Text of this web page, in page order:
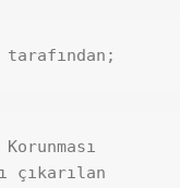
tarafından;
çıkarılan